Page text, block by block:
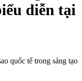
diễn tại
quốc tế trong sáng tạo